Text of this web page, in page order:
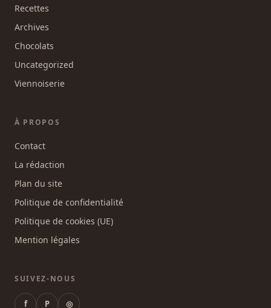
Recettes
Archives
Chocolats
Uncategorized
Viennoiserie
À PROPOS
Contact
La rédaction
Plan du site
Politique de confidentialité
Politique de cookies (UE)
Mention légales
SUIVEZ-NOUS
f P ◎